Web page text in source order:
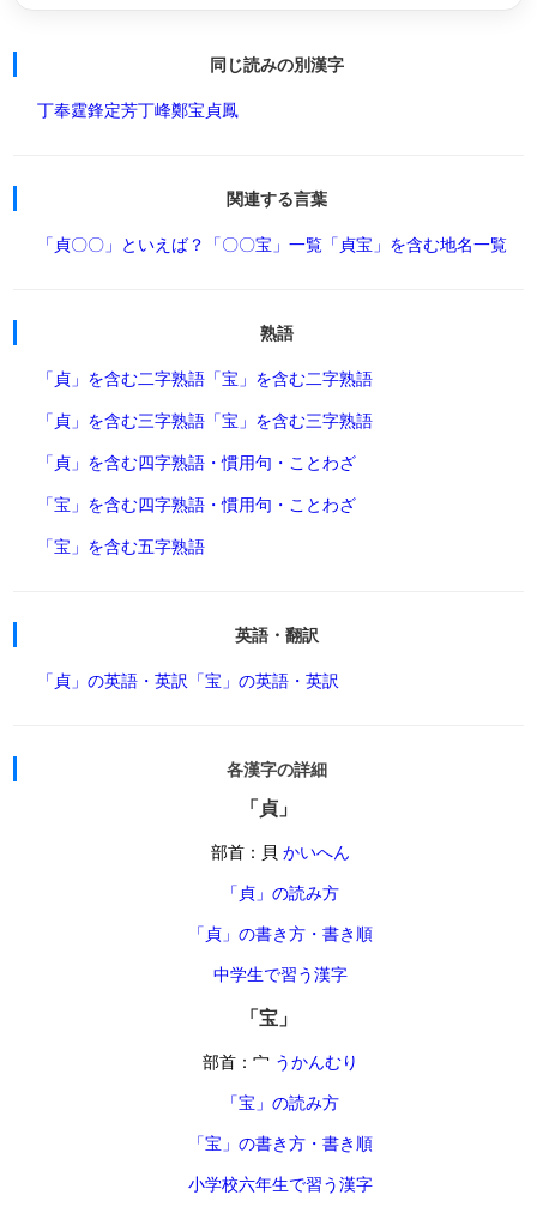
同じ読みの別漢字
丁奉霆鋒定芳丁峰鄭宝貞鳳
関連する言葉
「貞〇〇」といえば？ 「〇〇宝」一覧 「貞宝」を含む地名一覧
熟語
「貞」を含む二字熟語 「宝」を含む二字熟語
「貞」を含む三字熟語 「宝」を含む三字熟語
「貞」を含む四字熟語・慣用句・ことわざ
「宝」を含む四字熟語・慣用句・ことわざ
「宝」を含む五字熟語
英語・翻訳
「貞」の英語・英訳 「宝」の英語・英訳
各漢字の詳細
「貞」
部首：貝 かいへん
「貞」の読み方
「貞」の書き方・書き順
中学生で習う漢字
「宝」
部首：宀 うかんむり
「宝」の読み方
「宝」の書き方・書き順
小学校六年生で習う漢字